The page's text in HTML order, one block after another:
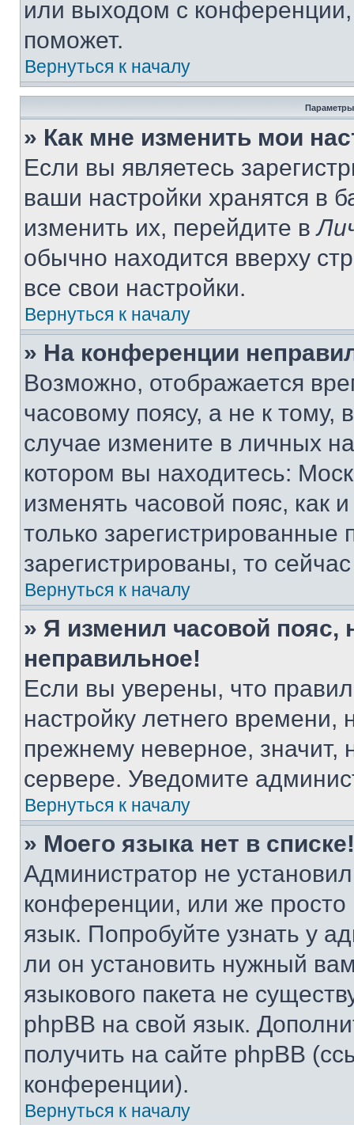
или выходом с
поможет.
Вернуться к началу
Параметры
» Как мне изменить мои
Если вы являетесь
ваши настройки хранятся в
изменить их, перейдите в
обычно находится вверху
все свои настройки.
Вернуться к началу
» На конференции
Возможно, отображается
часовому поясу, а не к тому,
случае измените в личных
котором вы находитесь:
изменять часовой пояс, как
только
зарегистрированы, то
Вернуться к началу
» Я изменил часовой пояс,
неправильное!
Если вы уверены, что
настройку летнего
прежнему неверное, значит,
сервере. Уведомите
Вернуться к началу
» Моего языка нет в списке!
Администратор не
конференции, или же
язык. Попробуйте узнать у
ли он установить нужный
языкового пакета не
phpBB на свой язык.
получить на сайте phpBB
конференции).
Вернуться к началу